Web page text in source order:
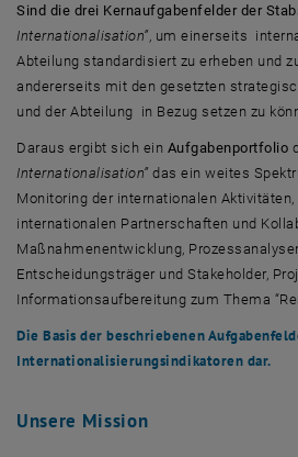
Sind die drei Kernaufgabenfelder der
Internationalisation”, um einerseits
Abteilung standardisiert zu erheben und
andererseits mit den gesetzten
und der Abteilung in Bezug setzen zu
Daraus ergibt sich ein Aufgabenportfolio
Internationalisation”das ein weites
Monitoring der internationalen
internationalen Partnerschaften und
Maßnahmenentwicklung,
Entscheidungsträger und Stakeholder,
Informationsaufbereitung zum Thema
Die Basis der beschriebenen
Internationalisierungsindikatoren dar.
Unsere Mission